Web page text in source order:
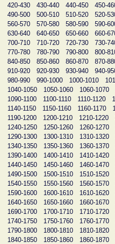
420-430
430-440 440-450 450-
490-500
500-510 510-520 520-
560-570
570-580 580-590 590-
630-640
640-650 650-660 660-
700-710
710-720 720-730 730-
770-780
780-790 790-800 800-
840-850
850-860 860-870 870-
910-920
920-930 930-940 940-
980-990
990-1000 1000-1010
1040-1050
1050-1060 1060-1070
1090-1100
1100-1110 1110-1120
1140-1150
1150-1160 1160-1170
1190-1200
1200-1210 1210-1220
1240-1250
1250-1260 1260-1270
1290-1300
1300-1310 1310-1320
1340-1350
1350-1360 1360-1370
1390-1400
1400-1410 1410-1420
1440-1450
1450-1460 1460-1470
1490-1500
1500-1510 1510-1520
1540-1550
1550-1560 1560-1570
1590-1600
1600-1610 1610-1620
1640-1650
1650-1660 1660-1670
1690-1700
1700-1710 1710-1720
1740-1750
1750-1760 1760-1770
1790-1800
1800-1810 1810-1820
1840-1850
1850-1860 1860-1870